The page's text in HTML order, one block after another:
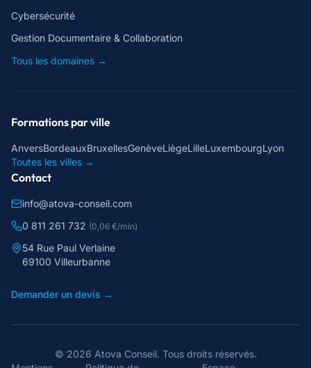
Cybersécurité
Gestion Documentaire & Collaboration
Tous les domaines →
Formations par ville
AnversBordeauxBruxellesGenèveLiègeLilleLuxembourgLyon
Toutes les villes →
Contact
info@atova-conseil.com
0 811 261 732 (0,06 €/min)
54 Rue Paul Verlaine
69100 Villeurbanne
Demander un devis →
© 2026 Atova Conseil. Tous droits réservés.